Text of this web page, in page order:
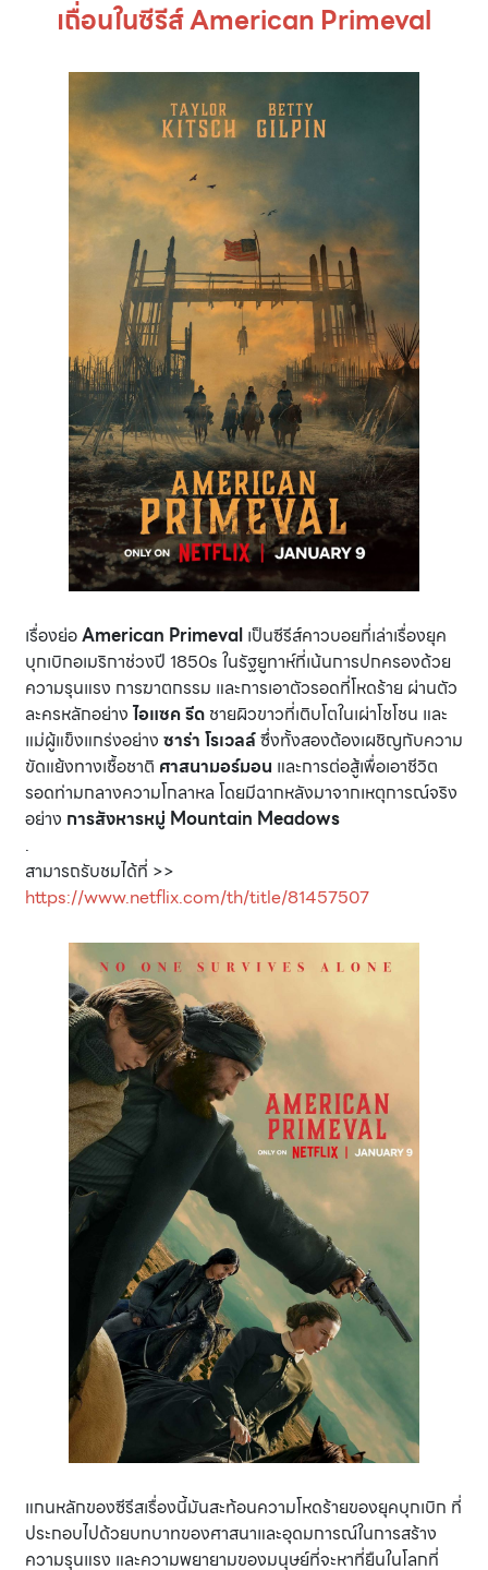
เถื่อนในซีรีส์ American Primeval
เรื่องย่อAmerican Primeval เป็นซีรีส์คาวบอยที่เล่าเรื่องยุค
บุกเบิกอเมริกาช่วงปี 1850s ในรัฐยูทาห์ที่เน้นการปกครองด้วย
ความรุนแรง การฆาตกรรม และการเอาตัวรอดที่โหดร้าย ผ่านตัว
ละครหลักอย่าง ไอแซค รีด ชายผิวขาวที่เติบโตในเผ่าโชโชน และ
แม่ผู้แข็งแกร่งอย่าง ซาร่า โรเวลล์ซึ่งทั้งสองต้องเผชิญกับความ
ขัดแย้งทางเชื้อชาติ ศาสนามอร์มอน และการต่อสู้เพื่อเอาชีวิต
รอดท่ามกลางความโกลาหล โดยมีฉากหลังมาจากเหตุการณ์จริง
อย่าง การสังหารหมู่ Mountain Meadows
.
สามารถรับชมได้ที่ >>
https://www.netflix.com/th/title/81457507
แกนหลักของซีรีสเรื่องนี้มันสะท้อนความโหดร้ายของยุคบุกเบิก ที่
ประกอบไปด้วยบทบาทของศาสนาและอุดมการณ์ในการสร้าง
ความรุนแรง และความพยายามของมนุษย์ที่จะหาที่ยืนในโลกที่